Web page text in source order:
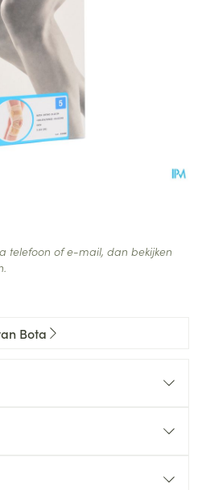
telefoon of e-mail, dan bekijken
Bota